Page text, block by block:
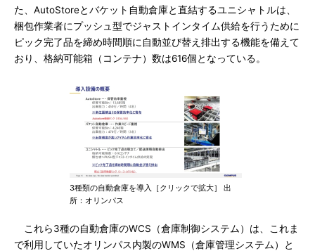
た、AutoStoreとバケット自動倉庫と直結するユニシャトルは、
梱包作業者にプッシュ型でジャストインタイム供給を行うために
ピック完了品を締め時間順に自動並び替え排出する機能を備えて
おり、格納可能箱（コンテナ）数は616個となっている。
3種類の自動倉庫を導入［クリックで拡大］ 出
所：オリンパス
これら3種の自動倉庫のWCS（倉庫制御システム）は、これま
で利用していたオリンパス内製のWMS（倉庫管理システム）と